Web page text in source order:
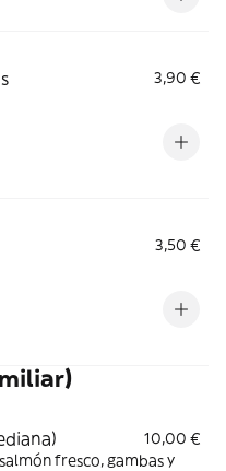
3,90 €
3,50 €
10,00 €
fresco, gambas y